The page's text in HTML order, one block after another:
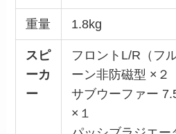
重量 1.8kg
スピ
ーカ
ー
フロントL/R（フ
ーン非防磁型 ×２
サブウーファー
×１